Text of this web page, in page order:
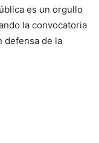
es un orgullo
la convocatoria
defensa de la